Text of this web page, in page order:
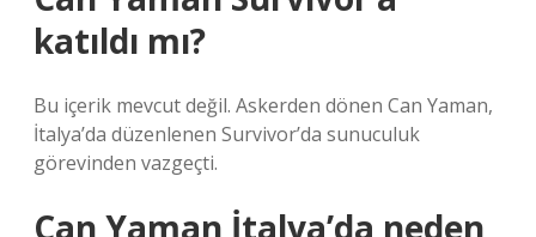
katıldı mı?
Bu içerik mevcut değil. Askerden dönen Can Yaman,
İtalya’da düzenlenen Survivor’da sunuculuk
görevinden vazgeçti.
Can Yaman İtalya’da neden